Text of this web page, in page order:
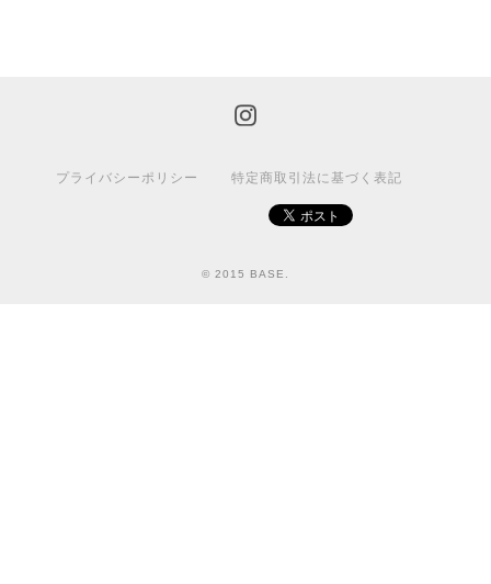
プライバシーポリシー 特定商取引法に基づく表記
© 2015 BASE.